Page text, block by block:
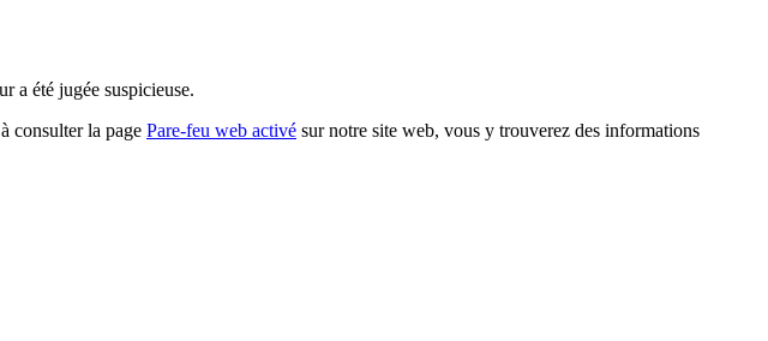
a été jugée suspicieuse.
consulter la page Pare-feu web activé sur notre site web, vous y trouverez des informations